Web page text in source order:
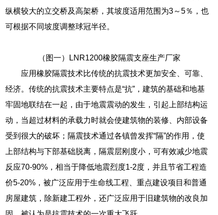
纵横较大的立交桥及高架桥，其坡度适用范围为3～5％，也
可根据不同坡度调整球冠半径。
（图一）LNR1200橡胶隔震支座生产厂家
应用橡胶隔震技术比传统的抗震技术更加安全、可靠、
经济。传统的抗震技术主要特点是“抗”，建筑的基础和地基
牢固地联结在一起，由于地震震动的发生，引起上部结构运
动，当超过材料的承载力时就会使建筑物的装修、内部设备
受到很大的破坏；隔震技术通过各镇曾发挥“隔”的作用，使
上部结构与下部基础脱离，隔震层刚度小，可有效减少地震
反应70-90%，相当于降低地震烈度1-2度，并且节省工程造
价5-20%，被广泛应用于生命线工程、重点建设项目和普通
房屋建筑，除新建工程外，还广泛应用于旧建筑物的改良加